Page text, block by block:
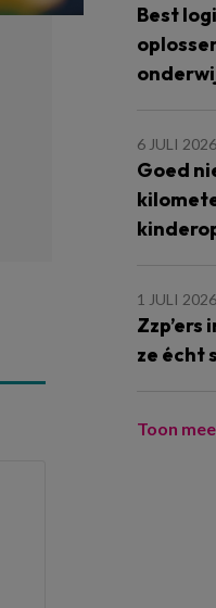
Best
6 JULI 2026
Goed
1 JULI 2026
ze écht
Toon